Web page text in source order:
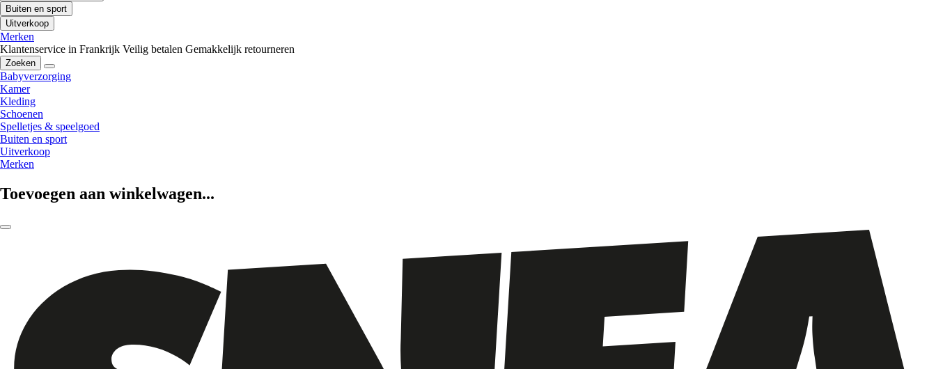
Buiten en sport
Uitverkoop
Merken
Klantenservice in Frankrijk Veilig betalen Gemakkelijk retourneren
Zoeken
Babyverzorging
Kamer
Kleding
Schoenen
Spelletjes & speelgoed
Buiten en sport
Uitverkoop
Merken
Toevoegen aan winkelwagen...